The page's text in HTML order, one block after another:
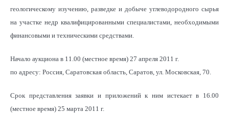
геологическому изучению, разведке и добыче углеводородного сырья
на участке недр квалифицированными специалистами, необходимыми
финансовыми и техническими средствами.
Начало аукциона в 11.00 (местное время) 27 апреля 2011 г.
по адресу: Россия, Саратовская область, Саратов, ул. Московская, 70.
Срок представления заявки и приложений к ним истекает в 16.00
(местное время) 25 марта 2011 г.